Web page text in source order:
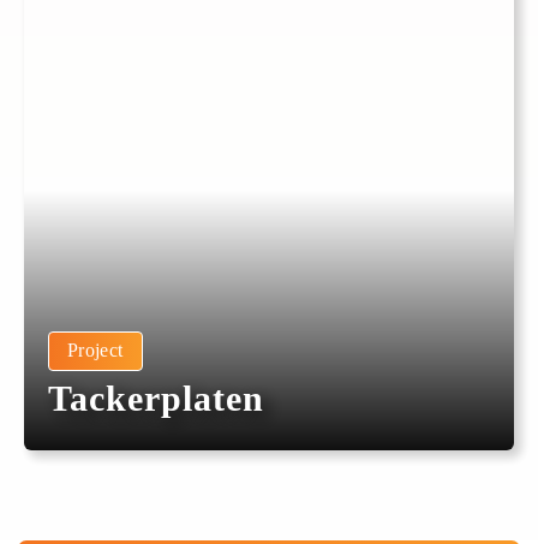
Project
Tackerplaten